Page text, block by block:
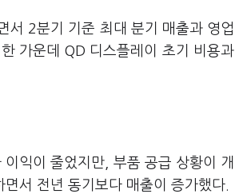
서 2분기 기준 최대 분기 매출과 영업
가운데 QD 디스플레이 초기 비용과
익이 줄었지만, 부품 공급 상황이 개
서 전년 동기보다 매출이 증가했다.